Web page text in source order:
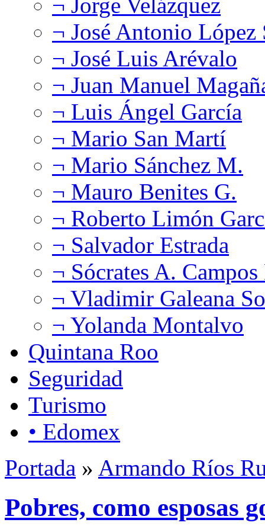
¬ José Antonio López
¬ José Luis Arévalo
¬ Juan Manuel
¬ Luis Ángel García
¬ Mario San Martí
¬ Mario Sánchez M.
¬ Mauro Benites G.
¬ Roberto Limón
¬ Salvador Estrada
¬ Sócrates A.
¬ Vladimir Galeana
¬ Yolanda Montalvo
Quintana Roo
Seguridad
Turismo
• Edomex
Portada » Armando Ríos
Pobres, como esposas